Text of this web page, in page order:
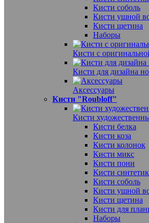
Кисти соболь
Кисти ушной
Кисти щетина
Наборы
Кисти с
Кисти для дизайна
Аксессуары
Кисти "Roubloff"
Кисти
Кисти белка
Кисти коза
Кисти колонок
Кисти микс
Кисти пони
Кисти
Кисти соболь
Кисти ушной
Кисти щетина
Кисти для
Наборы